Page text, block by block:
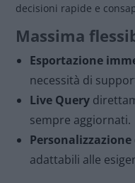
decisioni rapide e
Massima
Esportazione
necessità di
Live Query
sempre aggiornati.
adattabili alle